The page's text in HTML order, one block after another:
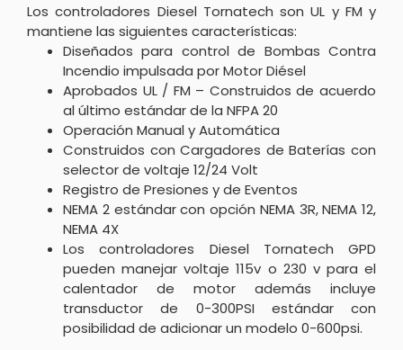
Los controladores Diesel Tornatech son UL y FM y
mantiene las siguientes características:
Diseñados para control de Bombas Contra
Incendio impulsada por Motor Diésel
Aprobados UL / FM – Construidos de acuerdo
al último estándar de la NFPA 20
Operación Manual y Automática
Construidos con Cargadores de Baterías con
selector de voltaje 12/24 Volt
Registro de Presiones y de Eventos
NEMA 2 estándar con opción NEMA 3R, NEMA 12,
NEMA 4X
Los controladores Diesel Tornatech GPD
pueden manejar voltaje 115v o 230 v para el
calentador de motor además incluye
transductor de 0-300PSI estándar con
posibilidad de adicionar un modelo 0-600psi.